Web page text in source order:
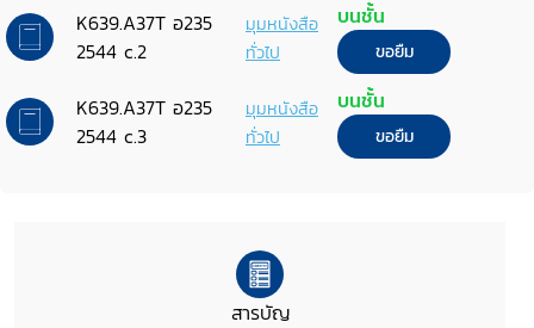
K639.A37T อ235
2544 c.2
มุมหนังสือ
ทั่วไป
บนชั้น
ขอยืม
K639.A37T อ235
2544 c.3
มุมหนังสือ
ทั่วไป
บนชั้น
ขอยืม
สารบัญ